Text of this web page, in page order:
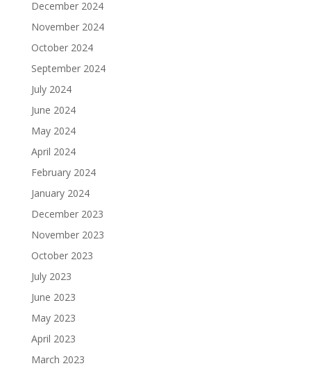
December 2024
November 2024
October 2024
September 2024
July 2024
June 2024
May 2024
April 2024
February 2024
January 2024
December 2023
November 2023
October 2023
July 2023
June 2023
May 2023
April 2023
March 2023